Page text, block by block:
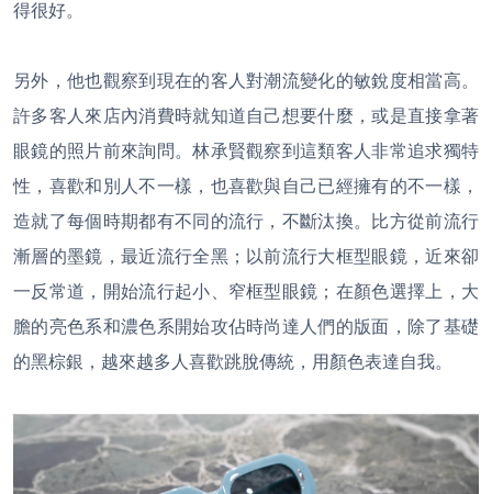
得很好。
另外，他也觀察到現在的客人對潮流變化的敏銳度相當高。
許多客人來店內消費時就知道自己想要什麼，或是直接拿著
眼鏡的照片前來詢問。林承賢觀察到這類客人非常追求獨特
性，喜歡和別人不一樣，也喜歡與自己已經擁有的不一樣，
造就了每個時期都有不同的流行，不斷汰換。比方從前流行
漸層的墨鏡，最近流行全黑；以前流行大框型眼鏡，近來卻
一反常道，開始流行起小、窄框型眼鏡；在顏色選擇上，大
膽的亮色系和濃色系開始攻佔時尚達人們的版面，除了基礎
的黑棕銀，越來越多人喜歡跳脫傳統，用顏色表達自我。